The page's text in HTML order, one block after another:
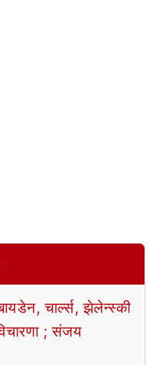
चार्ल्स, झेलेन्स्की
; संजय